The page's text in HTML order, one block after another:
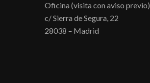
Oficina (visita con aviso previo)
c/ Sierra de Segura, 22
28038 – Madrid